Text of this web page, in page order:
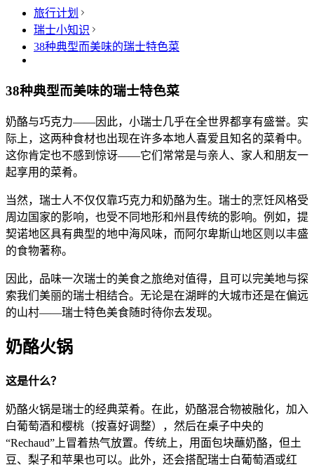
旅行计划
瑞士小知识
38种典型而美味的瑞士特色菜
38种典型而美味的瑞士特色菜
奶酪与巧克力——因此，小瑞士几乎在全世界都享有盛誉。实
际上，这两种食材也出现在许多本地人喜爱且知名的菜肴中。
这你肯定也不感到惊讶——它们常常是与亲人、家人和朋友一
起享用的菜肴。
当然，瑞士人不仅仅靠巧克力和奶酪为生。瑞士的烹饪风格受
周边国家的影响，也受不同地形和州县传统的影响。例如，提
契诺地区具有典型的地中海风味，而阿尔卑斯山地区则以丰盛
的食物著称。
因此，品味一次瑞士的美食之旅绝对值得，且可以完美地与探
索我们美丽的瑞士相结合。无论是在湖畔的大城市还是在偏远
的山村——瑞士特色美食随时待你去发现。
奶酪火锅
这是什么？
奶酪火锅是瑞士的经典菜肴。在此，奶酪混合物被融化，加入
白葡萄酒和樱桃（按喜好调整），然后在桌子中央的
“Rechaud”上冒着热气放置。传统上，用面包块蘸奶酪，但土
豆、梨子和苹果也可以。此外，还会搭配瑞士白葡萄酒或红